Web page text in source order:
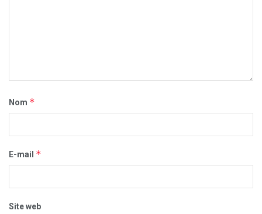
Nom *
E-mail *
Site web